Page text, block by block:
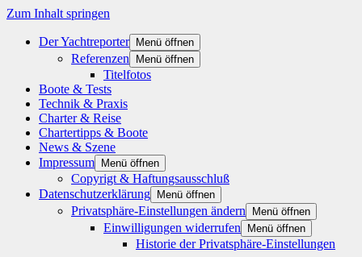
Zum Inhalt springen
Der Yachtreporter Menü öffnen
Referenzen Menü öffnen
Titelfotos
Boote & Tests
Technik & Praxis
Charter & Reise
Chartertipps & Boote
News & Szene
Impressum
Menü öffnen
Copyrigt & Haftungsausschluß
Datenschutzerklärung
Menü öffnen
Privatsphäre-Einstellungen ändern Menü öffnen
Einwilligungen widerrufen Menü öffnen
Historie der Privatsphäre-Einstellungen